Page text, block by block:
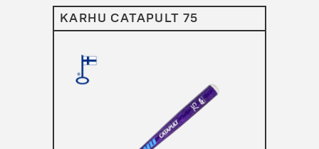
KARHU CATAPULT 75